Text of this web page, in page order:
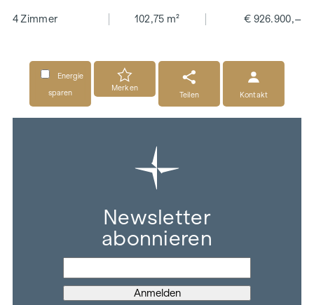
4 Zimmer 102,75 m² € 926.900,–
Energie
sparen
Merken
Teilen
Kontakt
Newsletter
abonnieren